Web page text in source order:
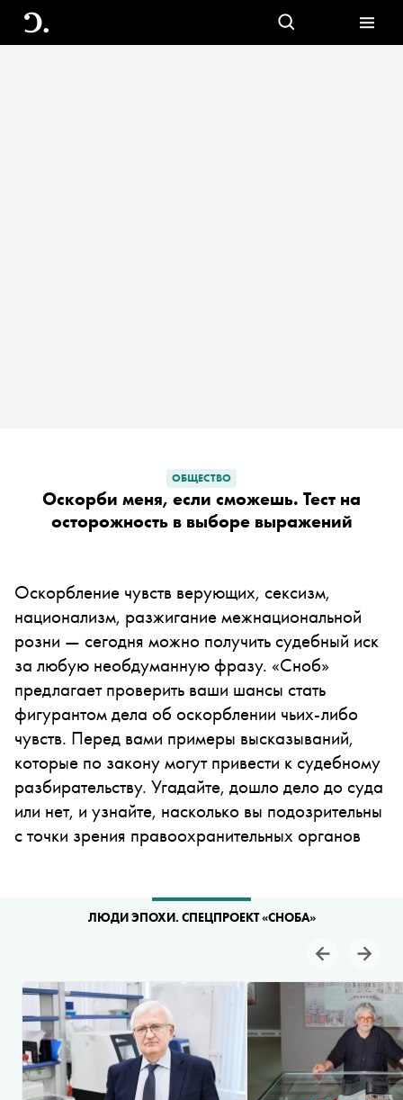
ОБЩЕСТВО
Оскорби меня, если сможешь. Тест на
осторожность в выборе выражений
Оскорбление чувств верующих, сексизм,
национализм, разжигание межнациональной
розни — сегодня можно получить судебный иск
за любую необдуманную фразу. «Сноб»
предлагает проверить ваши шансы стать
фигурантом дела об оскорблении чьих-либо
чувств. Перед вами примеры высказываний,
которые по закону могут привести к судебному
разбирательству. Угадайте, дошло дело до суда
или нет, и узнайте, насколько вы подозрительны
с точки зрения правоохранительных органов
ЛЮДИ ЭПОХИ. СПЕЦПРОЕКТ «СНОБА»